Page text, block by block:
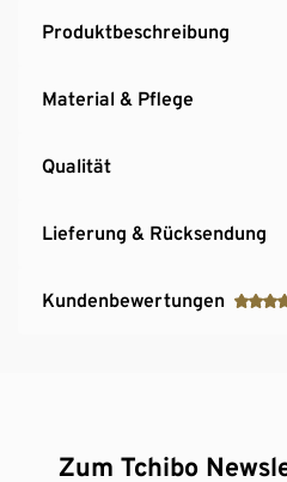
Produktbeschreibung
Material & Pflege
Qualität
Lieferung & Rücksendung
Kundenbewertungen
Zum Tchibo